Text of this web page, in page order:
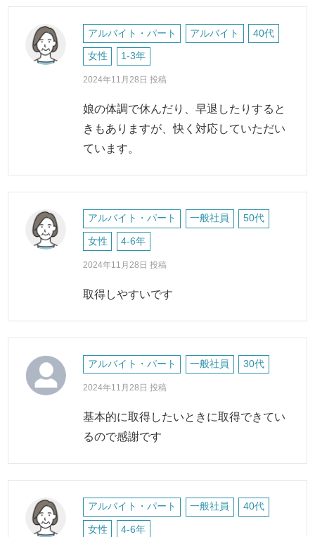
アルバイト・パート アルバイト 40代
女性 1-3年
2024年11月28日 投稿
娘の体調で休んだり、早退したりすると
きもありますが、快く対応していただい
ています。
アルバイト・パート 一般社員 50代
女性 4-6年
2024年11月28日 投稿
取得しやすいです
アルバイト・パート 一般社員 30代
2024年11月28日 投稿
基本的に取得したいときに取得できてい
るので感謝です
アルバイト・パート 一般社員 40代
女性 4-6年